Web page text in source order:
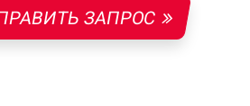
ЗАПРОС